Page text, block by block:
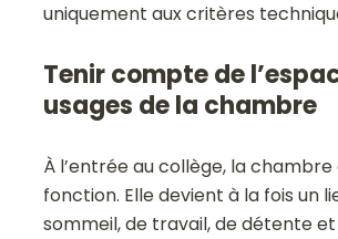
uniquement aux critères
Tenir compte de
usages de la chambre
À l’entrée au collège, la
fonction. Elle devient à la fois un
sommeil, de travail, de détente